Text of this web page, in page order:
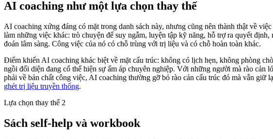
AI coaching như một lựa chọn thay thế
AI coaching xứng đáng có mặt trong danh sách này, nhưng cũng nên thành thật về
làm những việc khác: trò chuyện để suy ngẫm, luyện tập kỹ năng, hỗ trợ ra quyết
đoán lâm sàng. Công việc của nó có chỗ trùng với trị liệu và có chỗ hoàn toàn khác.
Điểm khiến AI coaching khác biệt về mặt cấu trúc: không có lịch hẹn, không phòng
ngồi đối diện đang cố thể hiện sự ấm áp chuyên nghiệp. Với những người mà rào
phải về bản chất công việc, AI coaching thường gỡ bỏ rào cản cấu trúc đó mà vẫn
ghét trị liệu truyền thống.
Lựa chọn thay thế 2
Sách self-help và workbook